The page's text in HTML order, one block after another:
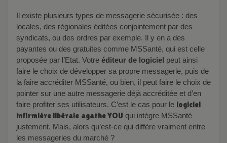
Il existe plusieurs types de messagerie sécurisée : des
locales, des régionales éditées conjointement par des
syndicats, ou des ordres par exemple. Il y en a des
payantes ou des gratuites comme MSSanté, qui est celle
proposée par l’Etat. Votre éditeur de logiciel peut ainsi
faire le choix de développer sa propre messagerie, puis de
la faire accréditer MSSanté, ou bien, il peut faire le choix de
pointer sur une autre messagerie déjà accréditée et d’en
faire profiter ses utilisateurs. C’est le cas pour le logiciel
infirmière libérale agathe YOU qui intègre MSSanté
justement. Mais, alors qu’est-ce qui diffère vraiment entre
les messageries du marché ?